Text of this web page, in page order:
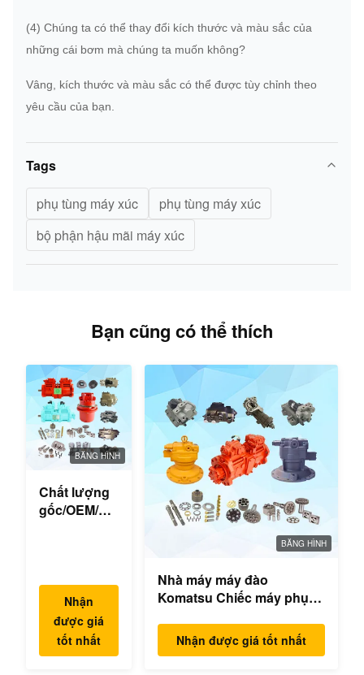
(4) Chúng ta có thể thay đổi kích thước và màu sắc của
những cái bơm mà chúng ta muốn không?
Vâng, kích thước và màu sắc có thể được tùy chỉnh theo
yêu cầu của bạn.
Tags
phụ tùng máy xúc
phụ tùng máy xúc
bộ phận hậu mãi máy xúc
Bạn cũng có thể thích
BĂNG HÌNH
Chất lượng
gốc/OEM/Sử
máy đào
Nhận
được giá
tốt nhất
BĂNG HÌNH
Nhà máy máy đào
Komatsu Chiếc máy phụ
chính Động cơ xoay Đi bộ
phận động cơ cho máy
Nhận được giá tốt nhất